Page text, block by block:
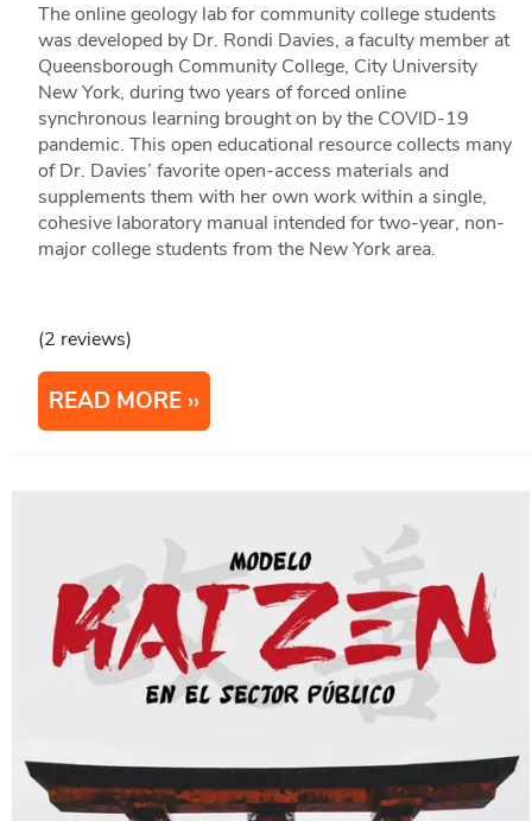
The online geology lab for community college students
was developed by Dr. Rondi Davies, a faculty member at
Queensborough Community College, City University
New York, during two years of forced online
synchronous learning brought on by the COVID-19
pandemic. This open educational resource collects many
of Dr. Davies’ favorite open-access materials and
supplements them with her own work within a single,
cohesive laboratory manual intended for two-year, non-
major college students from the New York area.
(2 reviews)
READ MORE